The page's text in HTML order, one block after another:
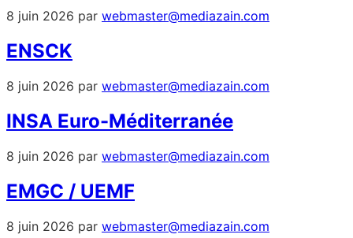
8 juin 2026 par webmaster@mediazain.com
ENSCK
8 juin 2026 par webmaster@mediazain.com
INSA Euro-Méditerranée
8 juin 2026 par webmaster@mediazain.com
EMGC / UEMF
8 juin 2026 par webmaster@mediazain.com